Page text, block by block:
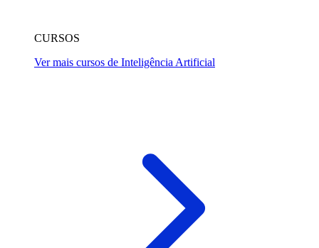
CURSOS
Ver mais cursos de Inteligência Artificial